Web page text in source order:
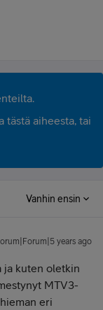
tästä aiheesta, tai
Vanhin ensin
years ago
ja kuten oletkin
MTV3-
eri